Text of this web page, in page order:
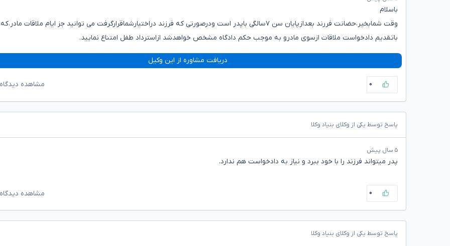
باسلام
وقت شمابخیر،حضانت فررند بعدازپایان سن ۷سالگی باپدر است ودرصورتی که فرزند دراختیارشماقرارگرفت می توانید جز ایام ملاقات مادر،که
باتقدیم دادخواست ملاقات ازسوی مادرو به موجب حکم دادگاه مشخص خواهدشد ازاسترداد طفل امتناع نمایید.
دریافت مشاوره از این وکیل
۰ مشاهده
پاسخ توسط یکی از وکلای بنیاد وکلا
۵ سال پیش
پدر میتواند فرزند را با خود ببرد و نیاز به دادخواست هم ندارد.
۰ مشاهده
پاسخ توسط یکی از وکلای بنیاد وکلا